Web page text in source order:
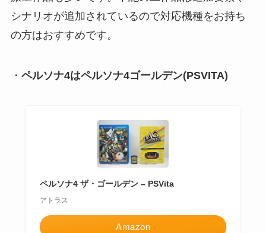
シナリオが追加されているので対応機種をお持ち
の方はおすすめです。
・ ペルソナ4はペルソナ4ゴールデン(PSVITA)
ペルソナ4 ザ・ゴールデン – PSVita
アトラス
Amazon